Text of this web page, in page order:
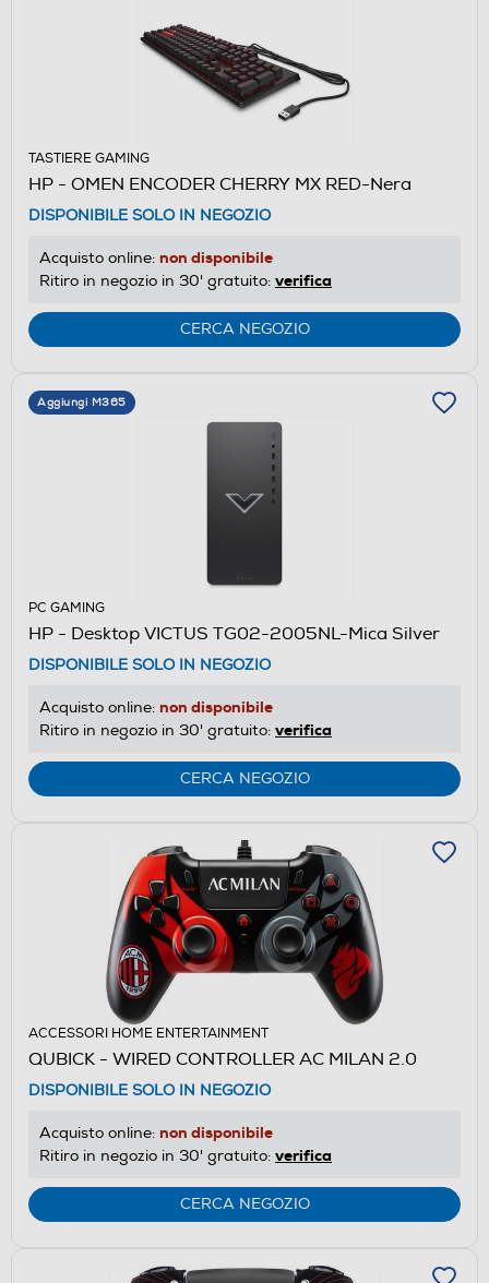
TASTIERE GAMING
HP - OMEN ENCODER CHERRY MX RED-Nera
DISPONIBILE SOLO IN NEGOZIO
Acquisto online: non disponibile
Ritiro in negozio in 30' gratuito: verifica
CERCA NEGOZIO
Aggiungi M365
PC GAMING
HP - Desktop VICTUS TG02-2005NL-Mica Silver
DISPONIBILE SOLO IN NEGOZIO
Acquisto online: non disponibile
Ritiro in negozio in 30' gratuito: verifica
CERCA NEGOZIO
ACCESSORI HOME ENTERTAINMENT
QUBICK - WIRED CONTROLLER AC MILAN 2.0
DISPONIBILE SOLO IN NEGOZIO
Acquisto online: non disponibile
Ritiro in negozio in 30' gratuito: verifica
CERCA NEGOZIO